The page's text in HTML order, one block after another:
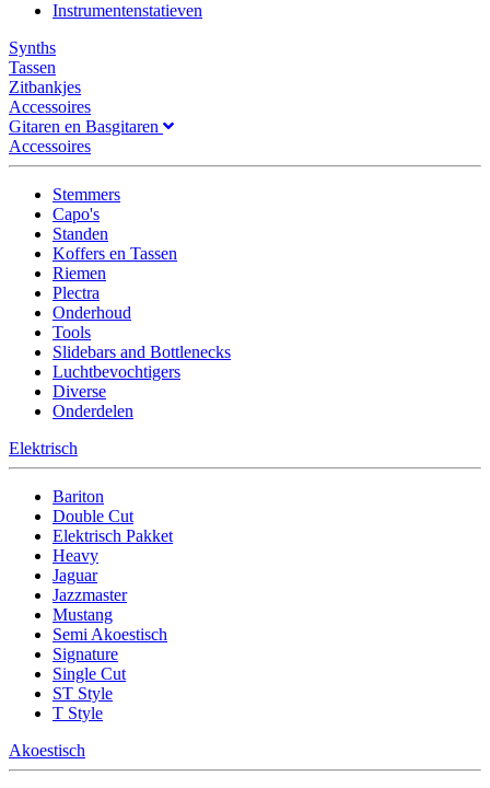
Instrumentenstatieven
Synths
Tassen
Zitbankjes
Accessoires
Gitaren en Basgitaren
Accessoires
Stemmers
Capo's
Standen
Koffers en Tassen
Riemen
Plectra
Onderhoud
Tools
Slidebars and Bottlenecks
Luchtbevochtigers
Diverse
Onderdelen
Elektrisch
Bariton
Double Cut
Elektrisch Pakket
Heavy
Jaguar
Jazzmaster
Mustang
Semi Akoestisch
Signature
Single Cut
ST Style
T Style
Akoestisch